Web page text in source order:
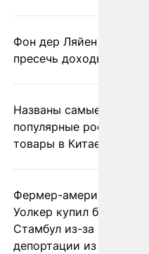
Фон дер Ляйен
пресечь доходы России
Названы самые
популярные российские
товары в Китае
Фермер-американец
Уолкер купил билет в
Стамбул из-за угрозы
депортации из России